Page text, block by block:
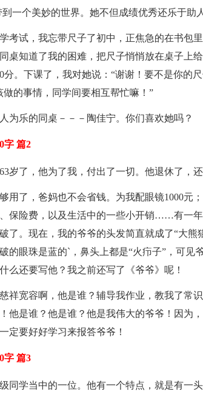
一个美妙的世界。她不但成绩优秀还乐于助人
考试，我忘带尺子了初中，正焦急的在书包
桌知道了我的困难，把尺子悄悄放在桌子上
分。下课了，我对她说：“谢谢！要不是你的
做的事情，同学间要相互帮忙嘛！”
为乐的同桌－－－陶佳宁。你们喜欢她吗？
字 篇2
岁了，他为了我，付出了一切。他退休了，
用了，爸妈也不会省钱。为我配眼镜1000元
保险费，以及生活中的一些小开销……有一
了。现在，我的爷爷的头发简直就成了“大熊
的眼珠是蓝的`，鼻头上都是“火疖子”，可见
么还要写他？我之前还写了《爷爷》呢！
祥宽容啊，他是谁？辅导我作业，教我了常
他是谁？他是谁？他是我伟大的爷爷！因为
定要好好学习来报答爷爷！
字 篇3
同学当中的一位。他有一个特点，就是有一